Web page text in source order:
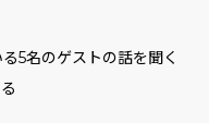
5名のゲストの話を聞く